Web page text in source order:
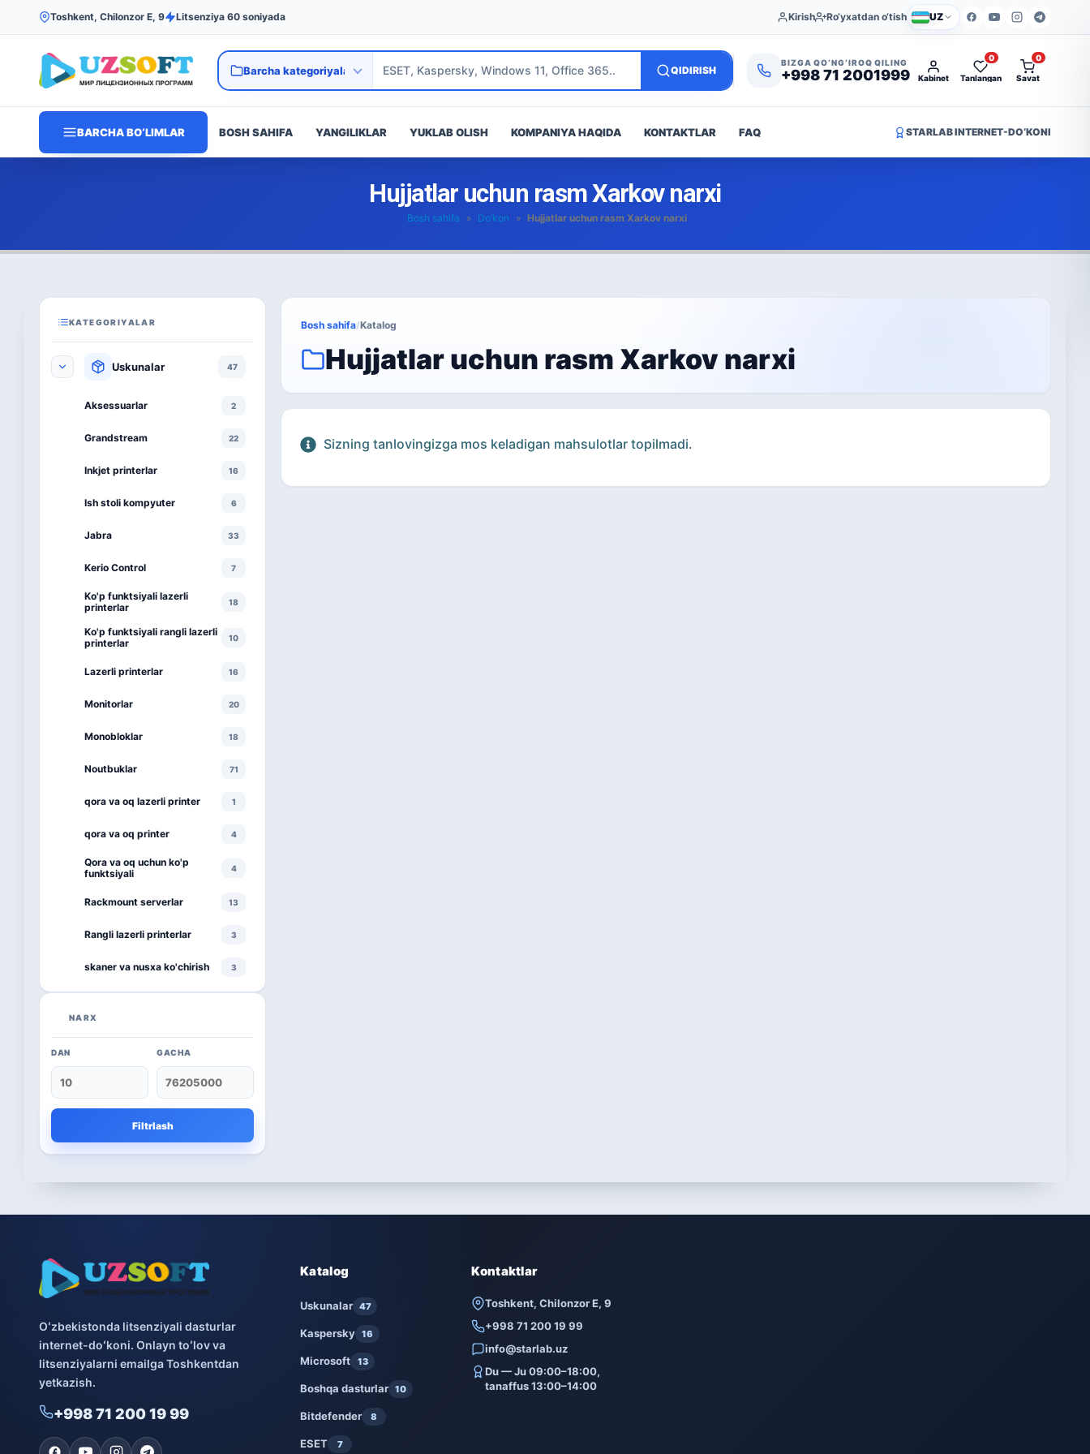
Toshkent, Chilonzor E, 9 Litsenziya 60 soniyada Kirish Ro‘yxatdan o‘tish UZ
QIDIRISH
BIZGA QO‘NG‘IROQ QILING
+998 71 2001999 Kabinet Tanlangan
0
Savat
0
BARCHA BO‘LIMLAR BOSH SAHIFA YANGILIKLAR YUKLAB OLISH KOMPANIYA HAQIDA KONTAKTLAR FAQ STARLAB INTERNET-DO‘KONI
Hujjatlar uchun rasm Xarkov narxi
Bosh sahifa » Do’kon » Hujjatlar uchun rasm Xarkov narxi
KATEGORIYALAR
Uskunalar 47
Aksessuarlar 2
Grandstream 22
Inkjet printerlar 16
Ish stoli kompyuter 6
Jabra 33
Kerio Control 7
Ko'p funktsiyali lazerli
printerlar
18
Ko'p funktsiyali rangli lazerli
printerlar
10
Lazerli printerlar 16
Monitorlar 20
Monobloklar 18
Noutbuklar 71
qora va oq lazerli printer 1
qora va oq printer 4
Qora va oq uchun ko'p
funktsiyali
4
Rackmount serverlar 13
Rangli lazerli printerlar 3
skaner va nusxa ko'chirish 3
Kaspersky
Microsoft 13
Avast
Dr.Web
Onlayn kinoteatr IVI
NARX
DAN GACHA
Filtrlash
Bosh sahifa/Katalog
Hujjatlar uchun rasm Xarkov narxi
Sizning tanlovingizga mos keladigan mahsulotlar topilmadi.
Oʻzbekistonda litsenziyali dasturlar
internet-doʻkoni. Onlayn toʻlov va
litsenziyalarni emailga Toshkentdan
yetkazish.
+998 71 200 19 99
Katalog
Uskunalar 47
Kaspersky 16
Microsoft 13
Boshqa dasturlar 10
Bitdefender 8
ESET 7
Kontaktlar
Toshkent, Chilonzor E, 9
+998 71 200 19 99
info@starlab.uz
Du — Ju 09:00–18:00,
tanaffus 13:00–14:00